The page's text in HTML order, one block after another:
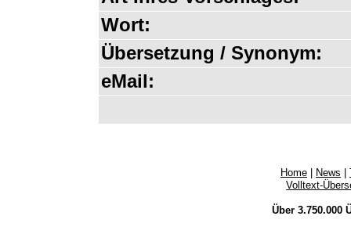
Wort:
Übersetzung / Synonym:
eMail:
Home News
Volltext-
Über 3.750.000